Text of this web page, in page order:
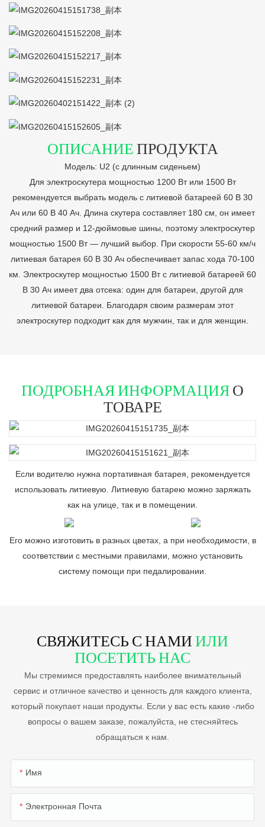
ОПИСАНИЕПРОДУКТА
Модель: U2 (с длинным сиденьем)
Для электроскутера мощностью 1200 Вт или 1500 Вт
рекомендуется выбрать модель с литиевой батареей 60 В 30
Ач или 60 В 40 Ач. Длина скутера составляет 180 см, он имеет
средний размер и 12-дюймовые шины, поэтому электроскутер
мощностью 1500 Вт — лучший выбор. При скорости 55-60 км/ч
литиевая батарея 60 В 30 Ач обеспечивает запас хода 70-100
км. Электроскутер мощностью 1500 Вт с литиевой батареей 60
В 30 Ач имеет два отсека: один для батареи, другой для
литиевой батареи. Благодаря своим размерам этот
электроскутер подходит как для мужчин, так и для женщин.
ПОДРОБНАЯ ИНФОРМАЦИЯО
ТОВАРЕ
Если водителю нужна портативная батарея, рекомендуется
использовать литиевую. Литиевую батарею можно заряжать
как на улице, так и в помещении.
Его можно изготовить в разных цветах, а при необходимости, в
соответствии с местными правилами, можно установить
систему помощи при педалировании.
СВЯЖИТЕСЬ С НАМИИЛИ
ПОСЕТИТЬ НАС
Мы стремимся предоставлять наиболее внимательный
сервис и отличное качество и ценность для каждого клиента,
который покупает наши продукты. Если у вас есть какие -либо
вопросы о вашем заказе, пожалуйста, не стесняйтесь
обращаться к нам.
Имя
Электронная Почта